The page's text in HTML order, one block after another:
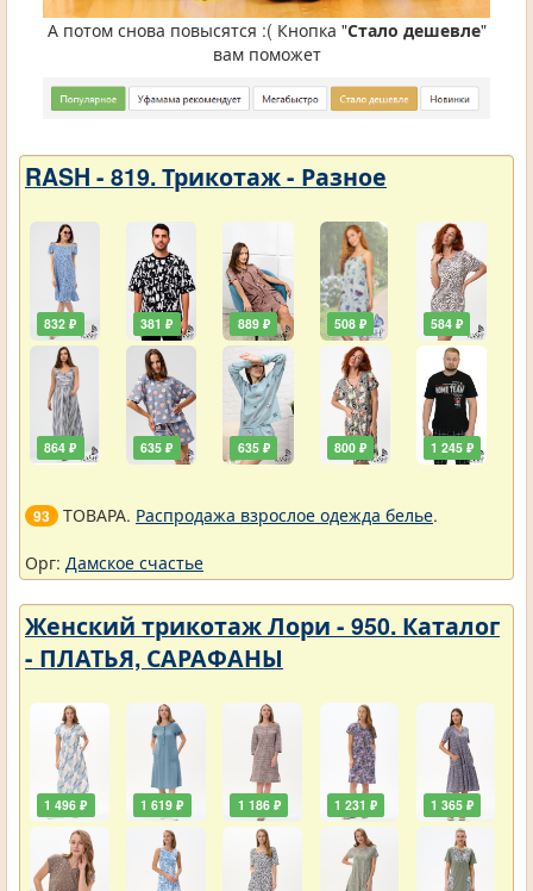
А потом снова повысятся :( Кнопка "Стало дешевле"
вам поможет
RASH - 819. Трикотаж - Разное
832 ₽
864 ₽
381 ₽
635 ₽
889 ₽
635 ₽
508 ₽
800 ₽
584 ₽
1 245 ₽
93 ТОВАРА. Распродажа взрослое одежда белье.
Орг: Дамское счастье
Женский трикотаж Лори - 950. Каталог
- ПЛАТЬЯ, САРАФАНЫ
1 496 ₽ 1 619 ₽ 1 186 ₽ 1 231 ₽ 1 365 ₽